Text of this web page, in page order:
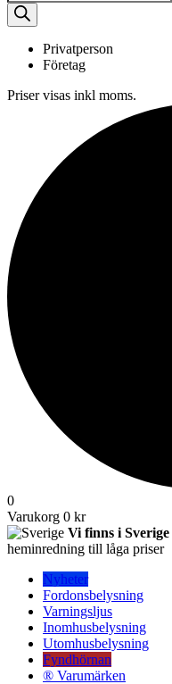
Privatperson
Företag
Priser visas inkl moms.
0
Varukorg 0 kr
Vi finns i Sverige
heminredning till låga priser
Nyheter
Fordonsbelysning
Varningsljus
Inomhusbelysning
Utomhusbelysning
Fyndhörnan
® Varumärken